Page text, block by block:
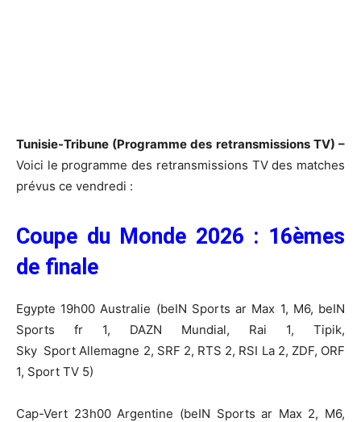
Tunisie-Tribune (Programme des retransmissions TV) –
Voici le programme des retransmissions TV des matches
prévus ce vendredi :
Coupe du Monde 2026 : 16èmes
de finale
Egypte 19h00 Australie (beIN Sports ar Max 1, M6, beIN
Sports fr 1, DAZN Mundial, Rai 1, Tipik,
Sky Sport Allemagne 2, SRF 2, RTS 2, RSI La 2, ZDF, ORF
1, Sport TV 5)
Cap-Vert 23h00 Argentine (beIN Sports ar Max 2, M6,